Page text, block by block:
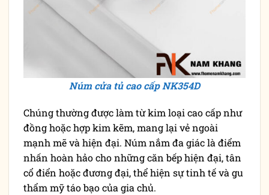
Núm cửa tủ cao cấp NK354D
Chúng thường được làm từ kim loại cao cấp như
đồng hoặc hợp kim kẽm, mang lại vẻ ngoài
mạnh mẽ và hiện đại. Núm nắm đa giác là điểm
nhấn hoàn hảo cho những căn bếp hiện đại, tân
cổ điển hoặc đương đại, thể hiện sự tinh tế và gu
thẩm mỹ táo bạo của gia chủ.